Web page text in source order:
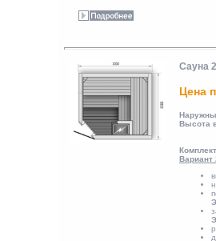
Сауна
Цена
Высота
Вариант